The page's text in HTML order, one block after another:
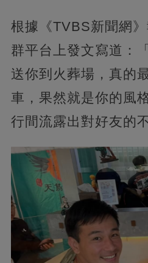
根據《TVBS新聞網
群平台上發文寫道：
送你到火葬場，真的
車，果然就是你的
行間流露出對好友的